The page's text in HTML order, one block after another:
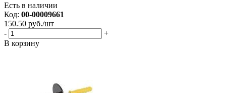
Есть в наличии
Код: 00-00009661
150.50 руб./шт
-
+
В корзину